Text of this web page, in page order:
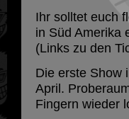
Ihr solltet euch
in Süd Amerika
(Links zu den
Die erste Show
April.
Fingern wieder